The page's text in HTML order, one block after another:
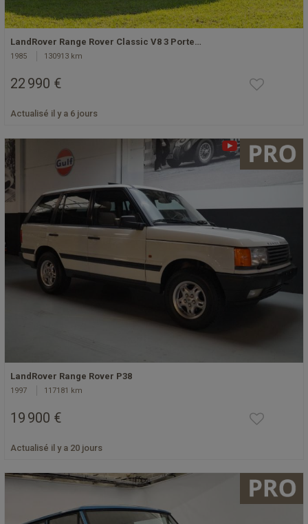
LandRover Range Rover Classic V8 3 Porte…
1985 130913 km
22 990 €
Actualisé il y a 6 jours
LandRover Range Rover P38
1997 117181 km
19 900 €
Actualisé il y a 20 jours